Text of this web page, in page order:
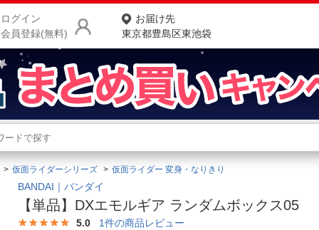
ログイン
会員登録(無料)
お届け先
東京都豊島区東池袋
商品をさがす
ランキングからさがす
カテゴリ一覧からさがす
仮面ライダーシリーズ 仮面ライダー 変身・なりきり
BANDAI｜バンダイ
【単品】DXエモルギア ランダムボックス05
5.0 1件の商品レビュー